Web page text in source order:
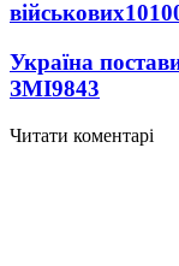
військових
Україна
ЗМІ9843
Читати коментарі